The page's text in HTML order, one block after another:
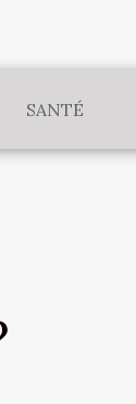
SANTÉ